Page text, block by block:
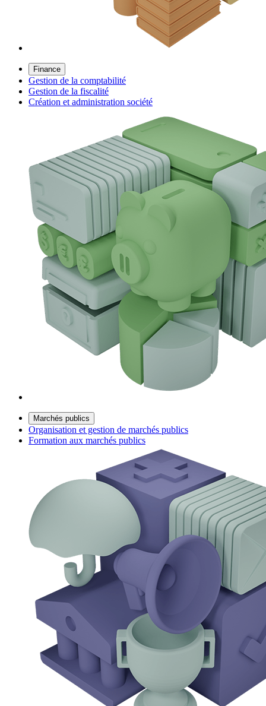
Finance
Gestion de la comptabilité
Gestion de la fiscalité
Création et administration société
Marchés publics
Organisation et gestion de marchés publics
Formation aux marchés publics